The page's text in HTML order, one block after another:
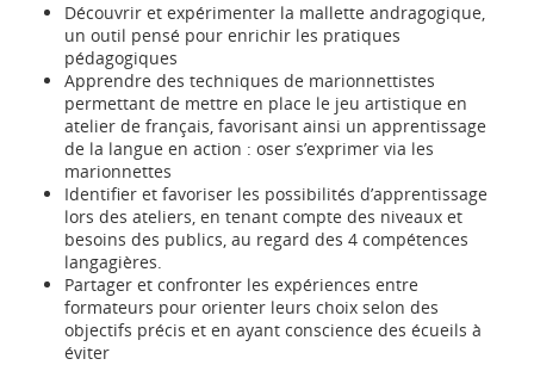
Découvrir et expérimenter la mallette andragogique,
un outil pensé pour enrichir les pratiques
pédagogiques
Apprendre des techniques de marionnettistes
permettant de mettre en place le jeu artistique en
atelier de français, favorisant ainsi un apprentissage
de la langue en action : oser s’exprimer via les
marionnettes
Identifier et favoriser les possibilités d’apprentissage
lors des ateliers, en tenant compte des niveaux et
besoins des publics, au regard des 4 compétences
langagières.
Partager et confronter les expériences entre
formateurs pour orienter leurs choix selon des
objectifs précis et en ayant conscience des écueils à
éviter